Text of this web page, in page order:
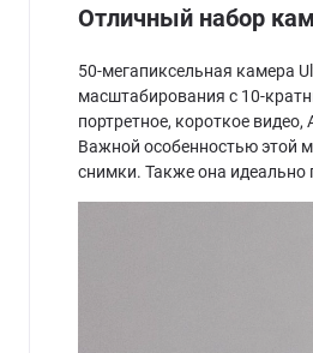
Отличный набор
50-мегапиксельная камера
масштабирования с 10-
портретное, короткое
Важной особенностью этой
снимки. Также она